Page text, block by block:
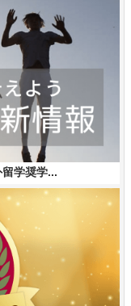
留学奨学...